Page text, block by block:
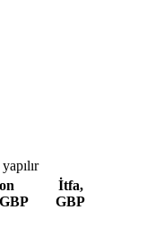
İtfa,
GBP